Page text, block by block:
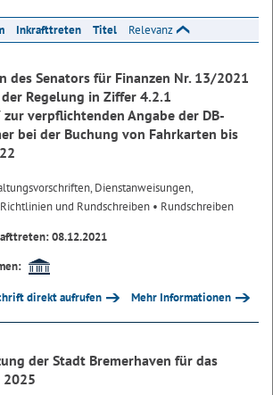
Inkrafttreten Titel Relevanz
des Senators für Finanzen Nr. 13/2021
Regelung in Ziffer 4.2.1
zur verpflichtenden Angabe der DB-
bei der Buchung von Fahrkarten bis
Dienstanweisungen,
und Rundschreiben • Rundschreiben
08.12.2021
direkt aufrufen Mehr Informationen
der Stadt Bremerhaven für das
2025